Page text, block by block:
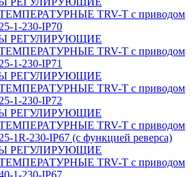
TRV-T с приводом
1-230-IP70
РЕГУЛИРУЮЩИЕ
TRV-T с приводом
1-230-IP71
РЕГУЛИРУЮЩИЕ
TRV-T с приводом
1-230-IP72
РЕГУЛИРУЮЩИЕ
TRV-T с приводом
1R-230-IP67 (с функцией реверса)
РЕГУЛИРУЮЩИЕ
TRV-T с приводом
1-230-IP67